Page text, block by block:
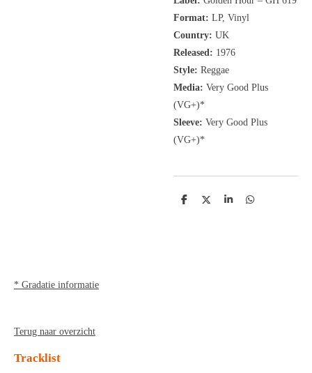
Format: LP, Vinyl
Country: UK
Released: 1976
Style: Reggae
Media: Very Good Plus
(VG+)*
Sleeve: Very Good Plus
(VG+)*
D
D
S
D
* Gradatie informatie
Terug naar overzicht
Tracklist